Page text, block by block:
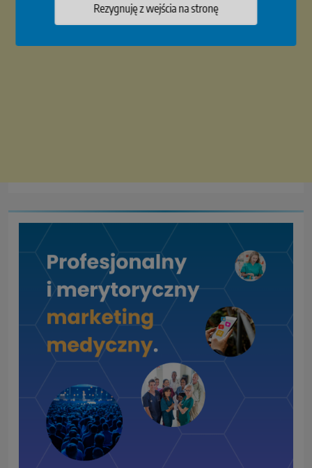
Rezygnuję z wejścia na stronę